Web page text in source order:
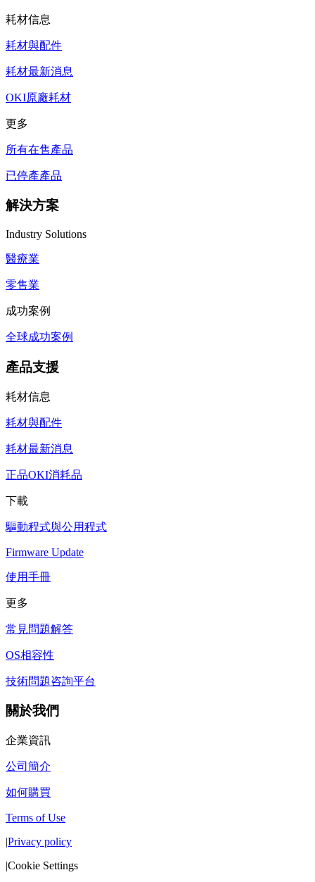
耗材信息
耗材與配件
耗材最新消息
OKI原廠耗材
更多
所有在售產品
已停產產品
解決方案
Industry Solutions
醫療業
零售業
成功案例
全球成功案例
產品支援
耗材信息
耗材與配件
耗材最新消息
正品OKI消耗品
下載
驅動程式與公用程式
Firmware Update
使用手冊
更多
常見問題解答
OS相容性
技術問題咨詢平台
關於我們
企業資訊
公司簡介
如何購買
Terms of Use
|Privacy policy
|Cookie Settings